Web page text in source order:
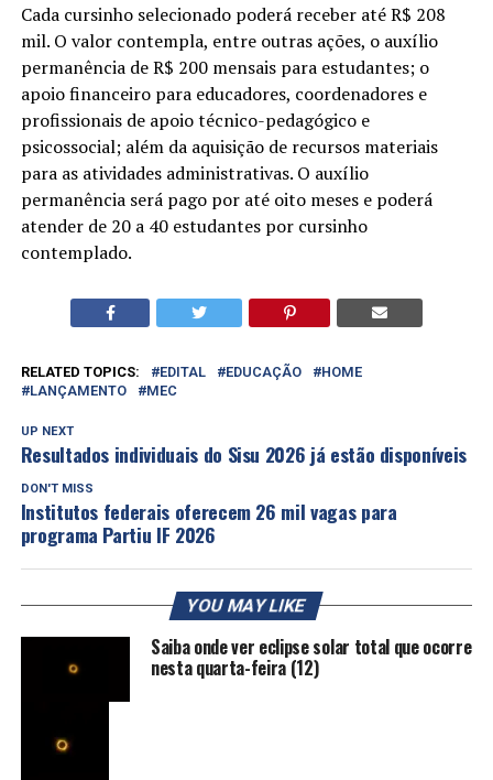
Cada cursinho selecionado poderá receber até R$ 208
mil. O valor contempla, entre outras ações, o auxílio
permanência de R$ 200 mensais para estudantes; o
apoio financeiro para educadores, coordenadores e
profissionais de apoio técnico-pedagógico e
psicossocial; além da aquisição de recursos materiais
para as atividades administrativas. O auxílio
permanência será pago por até oito meses e poderá
atender de 20 a 40 estudantes por cursinho
contemplado.
RELATED TOPICS: EDITAL EDUCAÇÃO
HOME
LANÇAMENTO
MEC
UP NEXT
Resultados individuais do Sisu 2026 já estão disponíveis
DON'T MISS
Institutos federais oferecem 26 mil vagas para
programa Partiu IF 2026
YOU MAY LIKE
Saiba onde ver eclipse solar total que ocorre
nesta quarta-feira (12)